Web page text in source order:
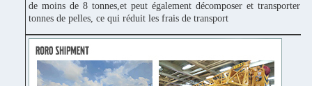
de moins de 8 tonnes,et peut également décomposer et transporter
tonnes de pelles, ce qui réduit les frais de transport